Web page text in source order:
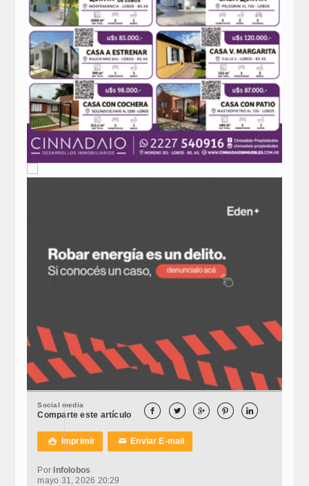
Social media
Comparte este artículo     
 Imprimir ✉Enviar E-mail
Por Infolobos
mayo 31, 2026 20:29